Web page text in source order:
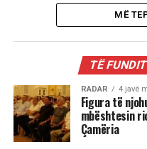
MË
TË FUNDIT
RADAR 4 javë
Figura të
mbështesin
Çamëria